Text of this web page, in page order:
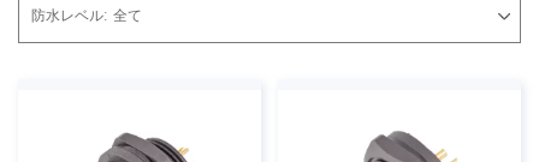
防水レベル: 全て